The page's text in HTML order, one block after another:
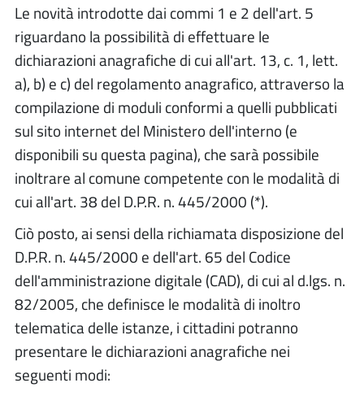
Le novità introdotte dai commi 1 e 2 dell'art. 5
riguardano la possibilità di effettuare le
dichiarazioni anagrafiche di cui all'art. 13, c. 1, lett.
a), b) e c) del regolamento anagrafico, attraverso la
compilazione di moduli conformi a quelli pubblicati
sul sito internet del Ministero dell'interno (e
disponibili su questa pagina), che sarà possibile
inoltrare al comune competente con le modalità di
cui all'art. 38 del D.P.R. n. 445/2000 (*).
Ciò posto, ai sensi della richiamata disposizione del
D.P.R. n. 445/2000 e dell'art. 65 del Codice
dell'amministrazione digitale (CAD), di cui al d.lgs. n.
82/2005, che definisce le modalità di inoltro
telematica delle istanze, i cittadini potranno
presentare le dichiarazioni anagrafiche nei
seguenti modi: